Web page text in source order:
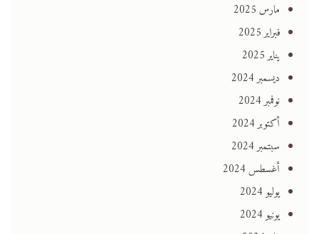
مارس 2025
فبراير 2025
يناير 2025
ديسمبر 2024
نوفمبر 2024
أكتوبر 2024
سبتمبر 2024
أغسطس 2024
يوليو 2024
يونيو 2024